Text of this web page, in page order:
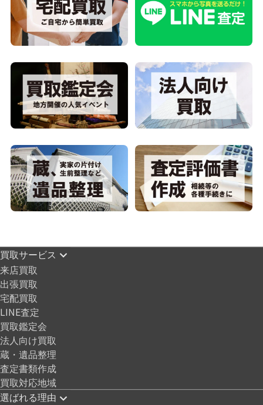
買取サービス
来店買取
出張買取
宅配買取
LINE査定
買取鑑定会
法人向け買取
蔵・遺品整理
査定書類作成
買取対応地域
選ばれる理由